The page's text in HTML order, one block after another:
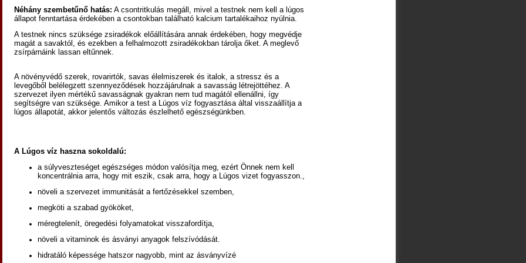
Néhány szembetűnő hatás: A csontritkulás megáll, mivel a testnek nem kell a lúgos
állapot fenntartása érdekében a csontokban található kalcium tartalékaihoz nyúlnia.
A testnek nincs szüksége zsiradékok előállítására annak érdekében, hogy megvédje
magát a savaktól, és ezekben a felhalmozott zsiradékokban tárolja őket. A meglevő
zsírpárnáink lassan eltűnnek.
A növényvédő szerek, rovarirtók, savas élelmiszerek és italok, a stressz és a
levegőből belélegzett szennyeződések hozzájárulnak a savasság létrejöttéhez. A
szervezet ilyen mértékű savasságnak gyakran nem tud magától ellenállni, így
segítségre van szüksége. Amikor a test a Lúgos víz fogyasztása által visszaállítja a
lúgos állapotát, akkor jelentős változás észlelhető egészségünkben.
A Lúgos víz haszna sokoldalú:
a súlyveszteséget egészséges módon valósítja meg, ezért Önnek nem kell
koncentrálnia arra, hogy mit eszik, csak arra, hogy a Lúgos vizet fogyasszon.,
növeli a szervezet immunitását a fertőzésekkel szemben,
megköti a szabad gyököket,
méregtelenít, öregedési folyamatokat visszafordítja,
növeli a vitaminok és ásványi anyagok felszívódását.
hidratáló képessége hatszor nagyobb, mint az ásványvízé